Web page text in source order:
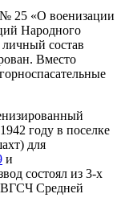
25 «О военизации
Народного
состав
Вместо
году в поселке
для
и
состоял из 3-х
ВГСЧ Средней